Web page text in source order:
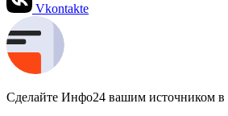
Vkontakte
Сделайте Инфо24 вашим источником в